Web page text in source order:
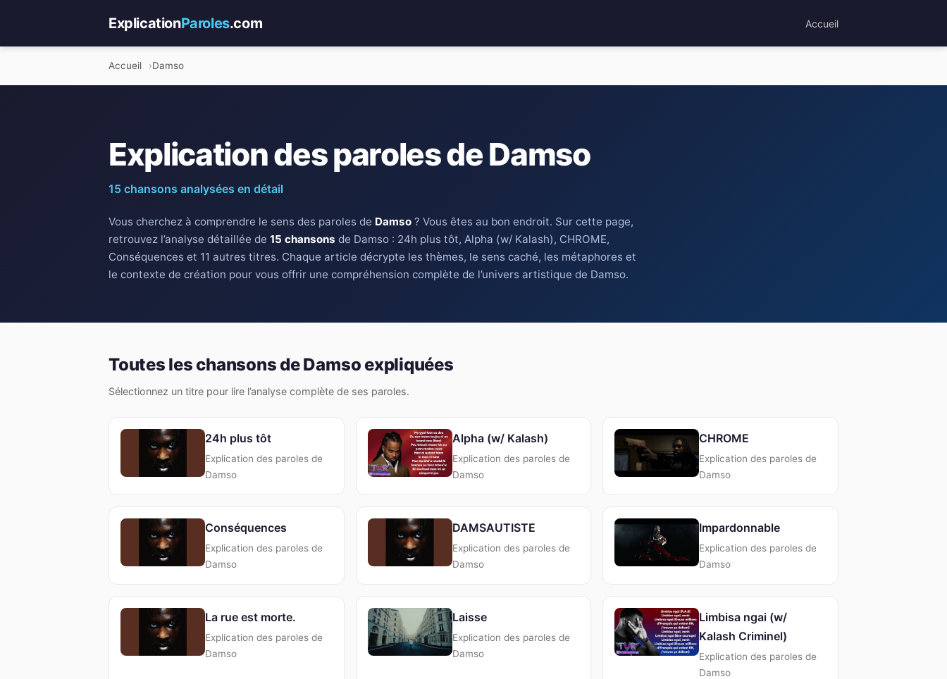
ExplicationParoles.com Accueil
Accueil Damso
Explication des paroles de Damso
15 chansons analysées en détail
Vous cherchez à comprendre le sens des paroles de Damso ? Vous êtes au bon endroit. Sur cette page,
retrouvez l’analyse détaillée de 15 chansons de Damso : 24h plus tôt, Alpha (w/ Kalash), CHROME,
Conséquences et 11 autres titres. Chaque article décrypte les thèmes, le sens caché, les métaphores et
le contexte de création pour vous offrir une compréhension complète de l’univers artistique de Damso.
Toutes les chansons de Damso expliquées
Sélectionnez un titre pour lire l’analyse complète de ses paroles.
24h plus tôt
Explication des paroles de
Damso
Alpha (w/ Kalash)
Explication des paroles de
Damso
CHROME
Explication des paroles de
Damso
Conséquences
Explication des paroles de
Damso
DAMSAUTISTE
Explication des paroles de
Damso
Impardonnable
Explication des paroles de
Damso
La rue est morte.
Explication des paroles de
Damso
Laisse
Explication des paroles de
Damso
Limbisa ngai (w/
Kalash Criminel)
Explication des paroles de
Damso